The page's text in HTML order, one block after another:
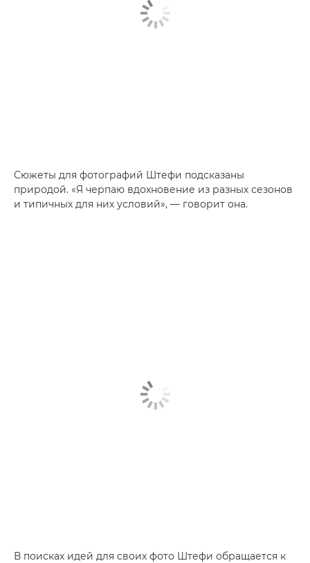
Сюжеты для фотографий Штефи подсказаны
природой. «Я черпаю вдохновение из разных сезонов
и типичных для них условий», — говорит она.
В поисках идей для своих фото Штефи обращается к